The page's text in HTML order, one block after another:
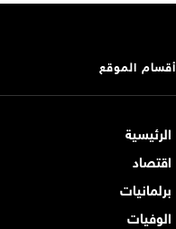
أقسام الموقع
الرئيسية
اقتصاد
برلمانيات
الوفيات